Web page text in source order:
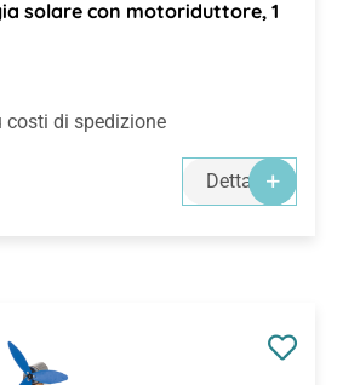
solare con motoriduttore, 1
costi di spedizione
Dettagli